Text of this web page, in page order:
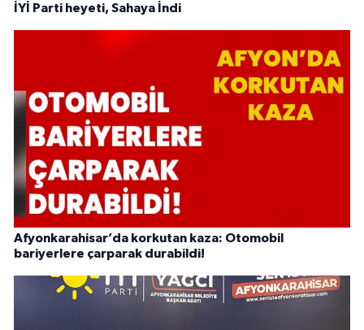
İYİ Parti heyeti, Sahaya İndi
Afyonkarahisar’da korkutan kaza: Otomobil
bariyerlere çarparak durabildi!